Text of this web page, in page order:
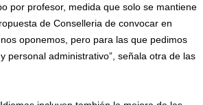
por profesor, medida que solo se mantiene
de Conselleria de convocar en
oponemos, pero para las que pedimos
personal administrativo”, señala otra de las